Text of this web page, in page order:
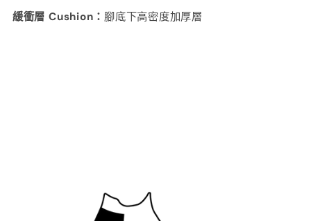
緩衝層 Cushion：腳底下高密度加厚層